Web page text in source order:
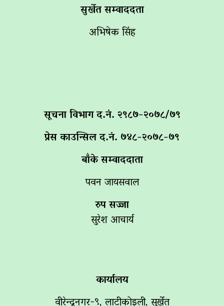
सुर्खेत सम्वाददता
अभिषेक सिंह
सूचना विभाग द‌.नं. २९८७-२०७८/७९
प्रेस काउन्सिल द.नं. ७४८-२०७८-७९
बाँके सम्वाददाता
पवन जायसवाल
रुप सज्जा
सुरेश आचार्य
कार्यालय